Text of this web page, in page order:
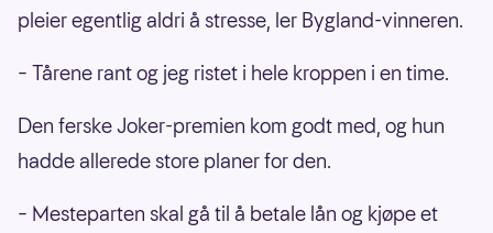
pleier egentlig aldri å stresse, ler Bygland-vinneren.
– Tårene rant og jeg ristet i hele kroppen i en time.
Den ferske Joker-premien kom godt med, og hun
hadde allerede store planer for den.
– Mesteparten skal gå til å betale lån og kjøpe et